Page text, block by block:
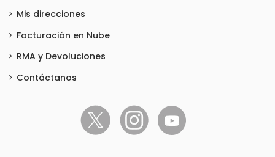
Mis direcciones
Facturación en Nube
RMA y Devoluciones
Contáctanos